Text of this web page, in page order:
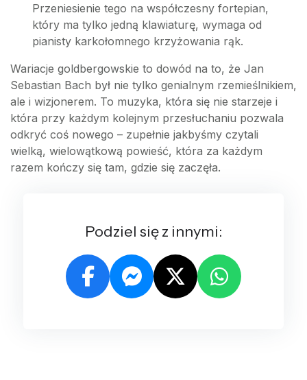
Przeniesienie tego na współczesny fortepian,
który ma tylko jedną klawiaturę, wymaga od
pianisty karkołomnego krzyżowania rąk.
Wariacje goldbergowskie to dowód na to, że Jan
Sebastian Bach był nie tylko genialnym rzemieślnikiem,
ale i wizjonerem. To muzyka, która się nie starzeje i
która przy każdym kolejnym przesłuchaniu pozwala
odkryć coś nowego – zupełnie jakbyśmy czytali
wielką, wielowątkową powieść, która za każdym
razem kończy się tam, gdzie się zaczęła.
Podziel się z innymi: